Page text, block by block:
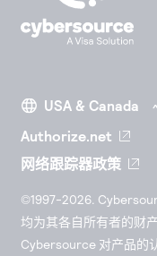
Authorize.net
网络跟踪器政策
©1997-2026.
均为其各自所有者的财
Cybersource 对产品的